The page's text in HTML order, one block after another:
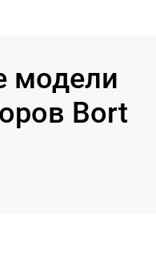
модели
Bort